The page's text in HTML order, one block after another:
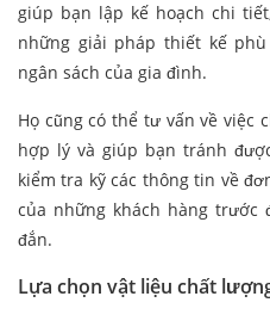
giúp bạn lập kế hoạch chi
những giải pháp thiết kế
ngân sách của gia đình.
Họ cũng có thể tư vấn về việc
hợp lý và giúp bạn tránh
kiểm tra kỹ các thông tin về
của những khách hàng trước
đắn.
Lựa chọn vật liệu chất